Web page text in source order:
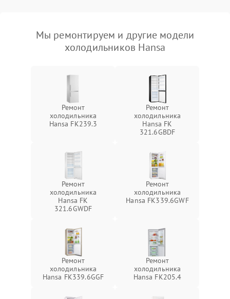
Мы ремонтируем и другие модели
холодильников Hansa
Ремонт
холодильника
Hansa FK239.3
Ремонт
холодильника
Hansa FK
321.6GBDF
Ремонт
холодильника
Hansa FK
321.6GWDF
Ремонт
холодильника
Hansa FK339.6GWF
Ремонт
холодильника
Hansa FK339.6GGF
Ремонт
холодильника
Hansa FK205.4